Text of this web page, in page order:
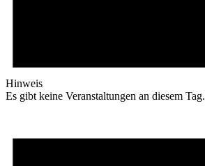
Hinweis
Es gibt keine Veranstaltungen an diesem Tag.